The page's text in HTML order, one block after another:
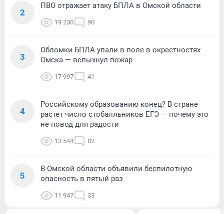
2
ПВО отражает атаку БПЛА в Омской области
19 230 90
3
Обломки БПЛА упали в поле в окрестностях
Омска — вспыхнул пожар
17 997 41
4
Российскому образованию конец? В стране
растет число стобалльников ЕГЭ — почему это
не повод для радости
13 544 82
5
В Омской области объявили беспилотную
опасность в пятый раз
11 947 33